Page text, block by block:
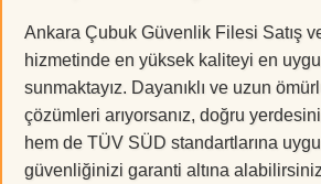
Ankara Çubuk Güvenlik Filesi Satış
hizmetinde en yüksek kaliteyi en
sunmaktayız. Dayanıklı ve uzun
çözümleri arıyorsanız, doğru
hem de TÜV SÜD standartlarına
güvenliğinizi garanti altına